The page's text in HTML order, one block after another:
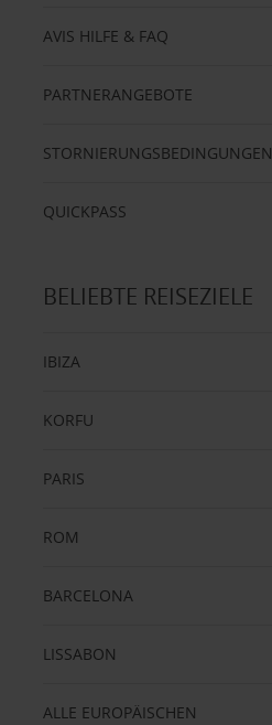
AVIS HILFE & FAQ
PARTNERANGEBOTE
STORNIERUNGSBEDINGUNGEN
QUICKPASS
BELIEBTE REISEZIELE
IBIZA
KORFU
PARIS
ROM
BARCELONA
LISSABON
ALLE EUROPÄISCHEN